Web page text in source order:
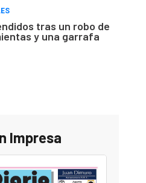
tras un robo de
y una garrafa
Impresa